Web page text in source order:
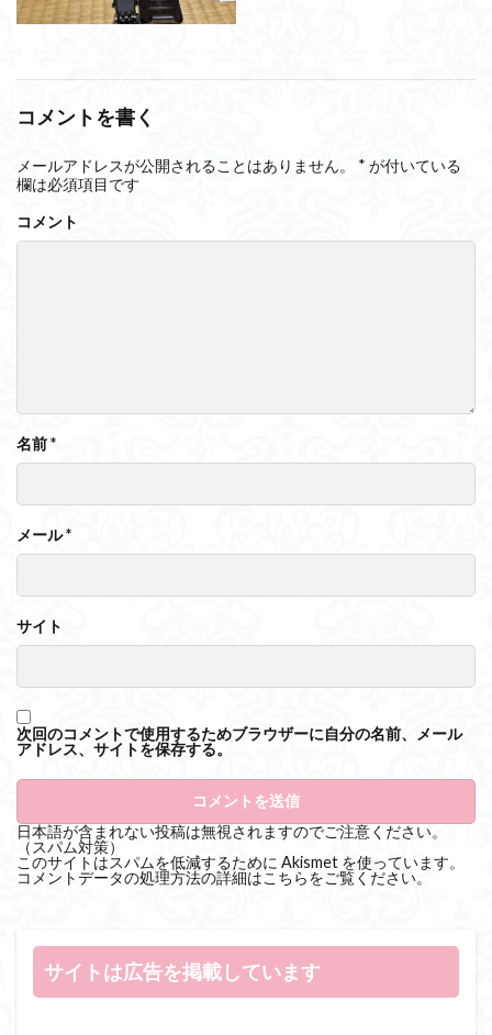
コメントを書く
メールアドレスが公開されることはありません。 * が付いている
欄は必須項目です
コメント
名前*
メール*
サイト
次回のコメントで使用するためブラウザーに自分の名前、メール
アドレス、サイトを保存する。
日本語が含まれない投稿は無視されますのでご注意ください。
（スパム対策）
このサイトはスパムを低減するために Akismet を使っています。
コメントデータの処理方法の詳細はこちらをご覧ください。
サイトは広告を掲載しています